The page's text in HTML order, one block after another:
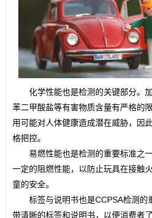
化学性能也是检测的关键部分。加
苯二甲酸盐等有害物质含量有严格的
用可能对人体健康造成潜在威胁，因
格把控。
易燃性能也是检测的重要标准之一
一定的阻燃性能，以防止玩具在接触
童的安全。
标签与说明书也是CCPSA检测的
带清晰的标签和说明书，以便消费者